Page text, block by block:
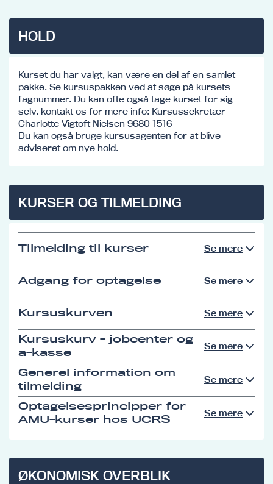
HOLD
Kurset du har valgt, kan være en del af en samlet
pakke. Se kursuspakken ved at søge på kursets
fagnummer. Du kan ofte også tage kurset for sig
selv, kontakt os for mere info: Kursussekretær
Charlotte Vigtoft Nielsen 9680 1516
Du kan også bruge kursusagenten for at blive
adviseret om nye hold.
KURSER OG TILMELDING
Tilmelding til kurser Se mere
Adgang for optagelse Se mere
Kursuskurven Se mere
Kursuskurv - jobcenter og
a-kasse
Se mere
Generel information om
tilmelding
Se mere
Optagelsesprincipper for
AMU-kurser hos UCRS
Se mere
ØKONOMISK OVERBLIK